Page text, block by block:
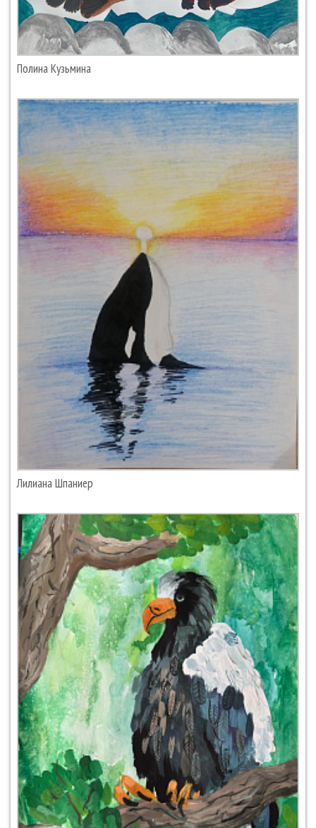
Полина Кузьмина
Лилиана Шпаниер